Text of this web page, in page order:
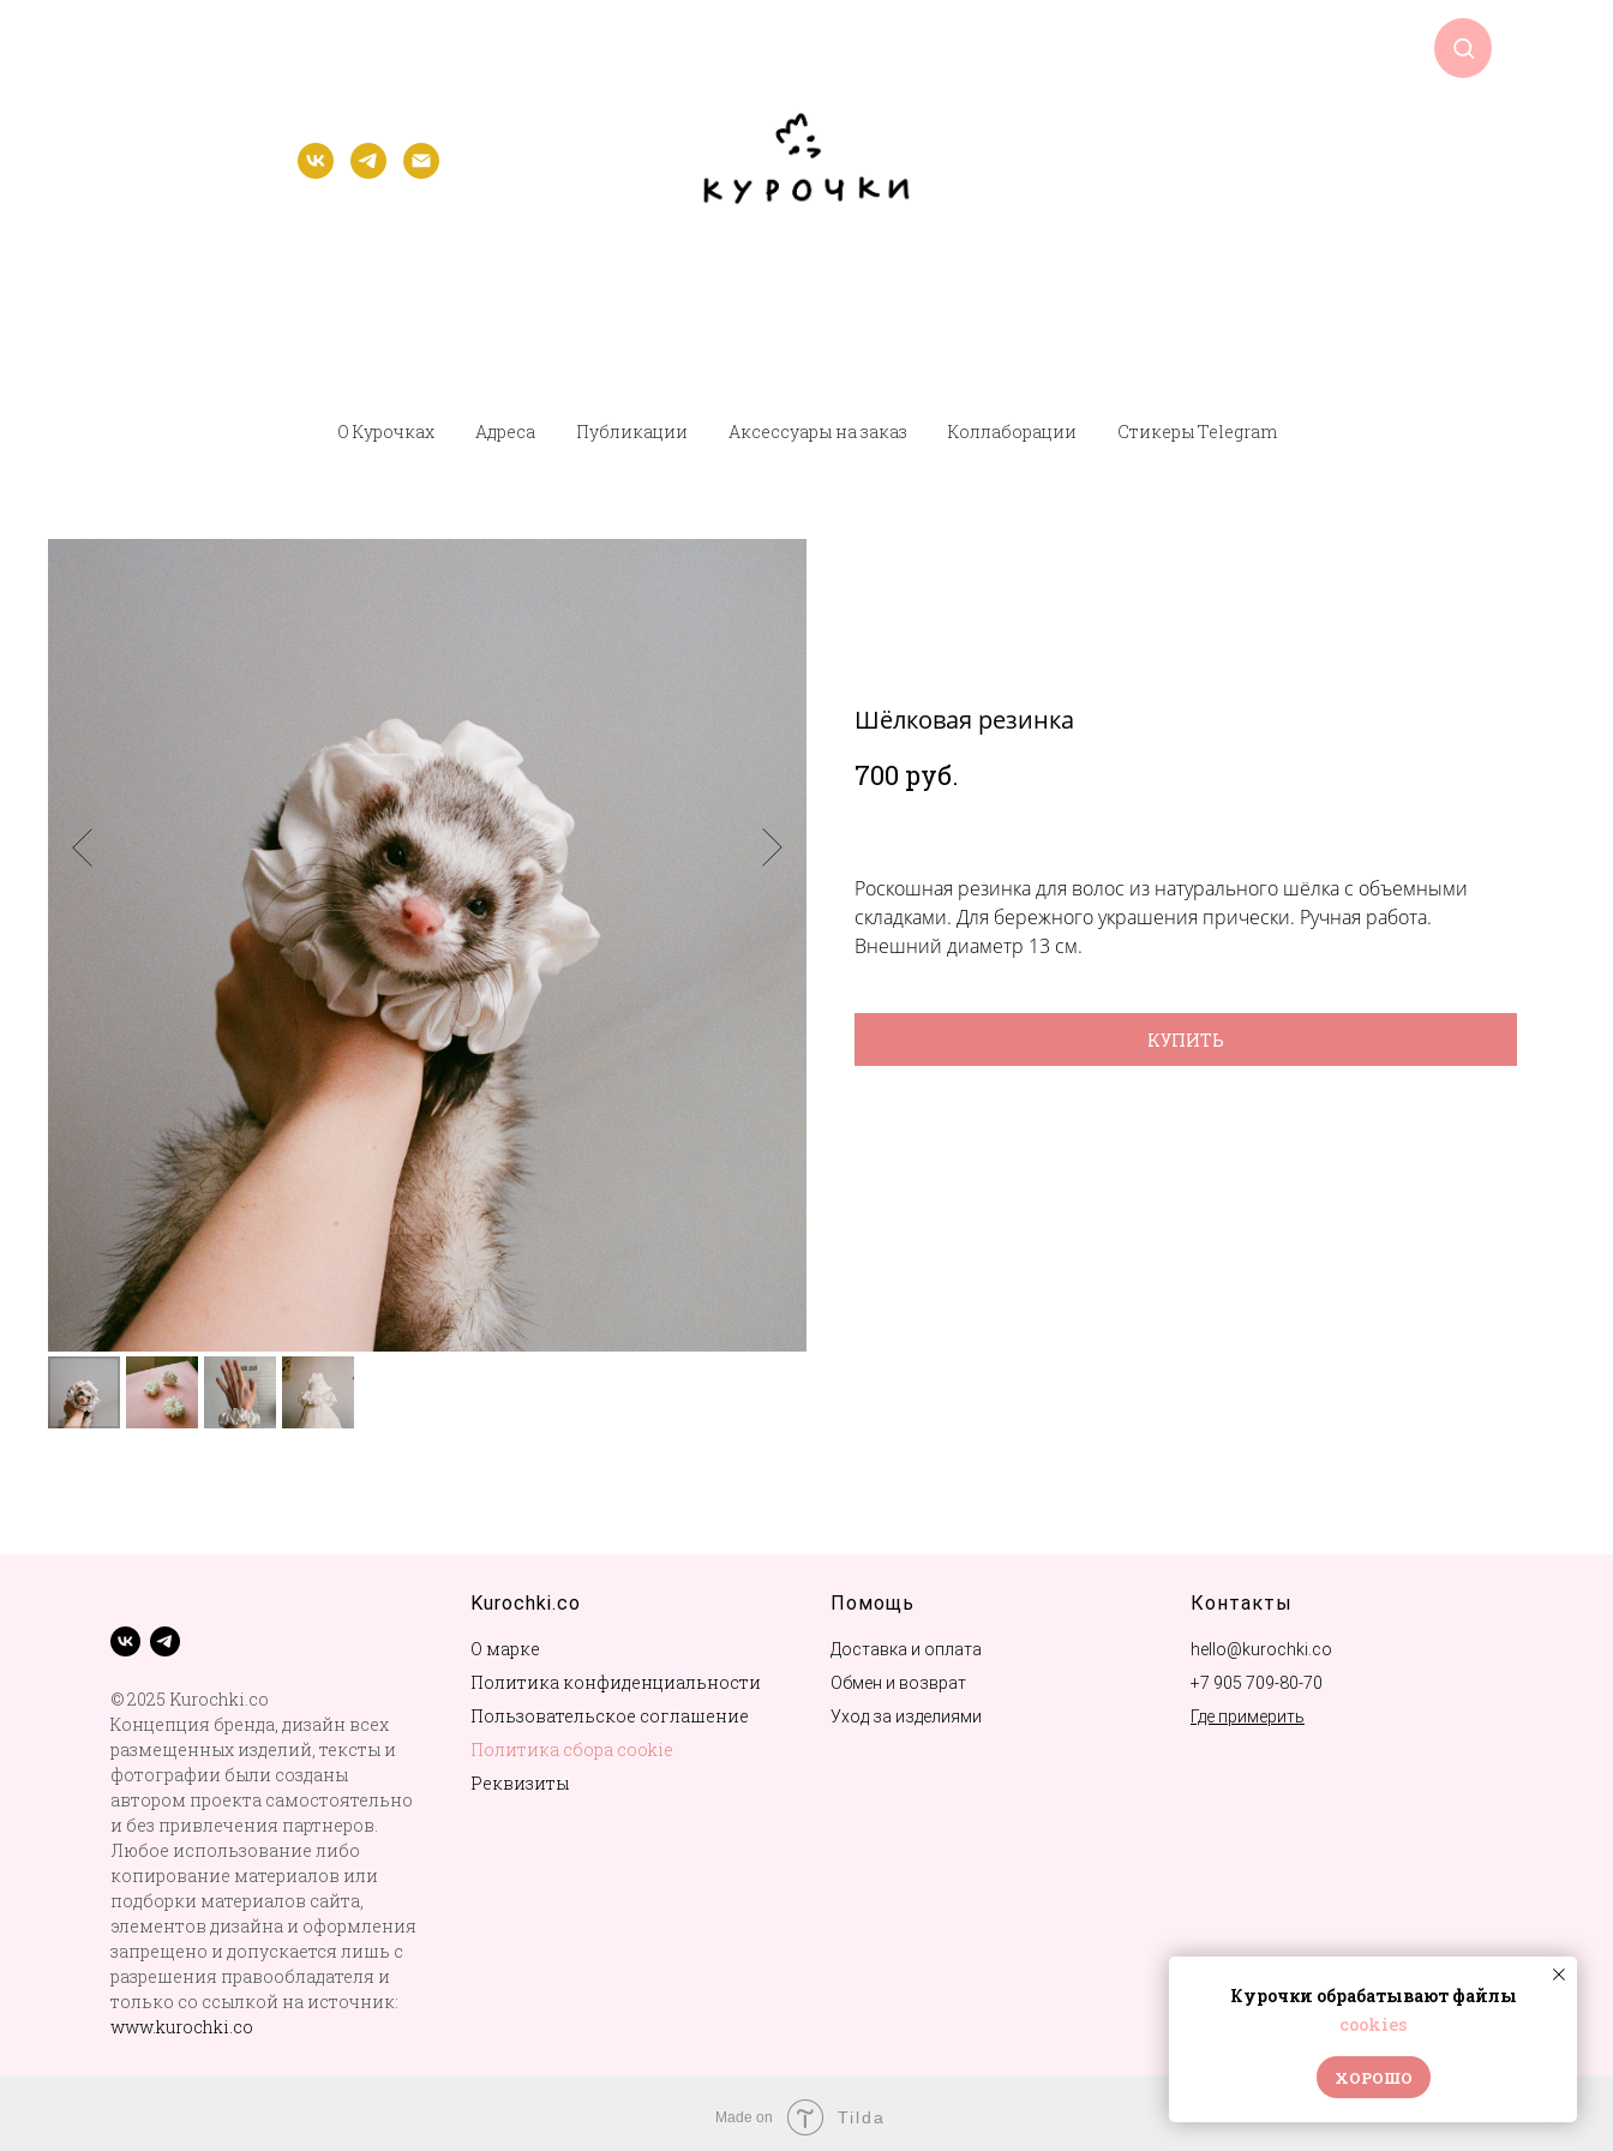
О Курочках Адреса Публикации Аксессуары на заказ Коллаборации Стикеры Telegram
Шёлковая резинка
700 руб.
Роскошная резинка для волос из натурального шёлка с объемными
складками. Для бережного украшения прически. Ручная работа.
Внешний диаметр 13 см.
КУПИТЬ
Курочки обрабатывают файлы
cookies
ХОРОШО
© 2025 Kurochki.co
Концепция бренда, дизайн всех
размещенных изделий, тексты и
фотографии были созданы
автором проекта самостоятельно
и без привлечения партнеров.
Любое использование либо
копирование материалов или
подборки материалов сайта,
элементов дизайна и оформления
запрещено и допускается лишь с
разрешения правообладателя и
только со ссылкой на источник:
www.kurochki.co
Kurochki.co
О марке
Политика конфиденциальности
Пользовательское соглашение
Политика сбора cookie
Реквизиты
Помощь
Доставка и оплата
Обмен и возврат
Уход за изделиями
Контакты
hello@kurochki.co
+7 905 709-80-70
Где примерить
Made on Tilda